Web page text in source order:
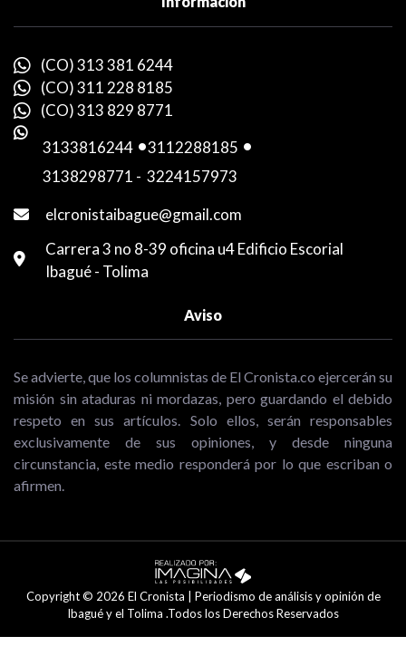
(CO) 313 381 6244
(CO) 311 228 8185
(CO) 313 829 8771
3133816244 -3112288185 -
3138298771 - 3224157973
elcronistaibague@gmail.com
Carrera 3 no 8-39 oficina u4 Edificio Escorial
Ibagué - Tolima
Aviso
Se advierte, que los columnistas de El Cronista.co ejercerán su
misión sin ataduras ni mordazas, pero guardando el debido
respeto en sus artículos. Solo ellos, serán responsables
exclusivamente de sus opiniones, y desde ninguna
circunstancia, este medio responderá por lo que escriban o
afirmen.
Copyright © 2026 El Cronista | Periodismo de análisis y opinión de
Ibagué y el Tolima .Todos los Derechos Reservados